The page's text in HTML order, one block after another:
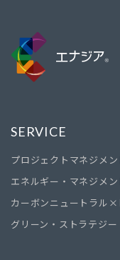
SERVICE
プロジェクトマネジメン
エネルギー・マネジメ
カーボンニュートラル
グリーン・ストラテジー